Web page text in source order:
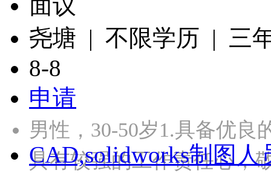
尧塘 | 不限学历 | 三
8-8
申请
男性，30-50岁1.具备优良
具有较强的工作责任心
CAD,solidworks制图人